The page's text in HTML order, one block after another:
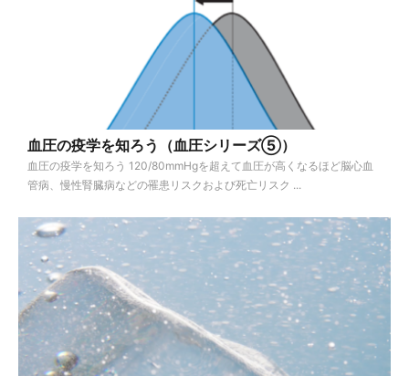
血圧の疫学を知ろう（血圧シリーズ⑤）
血圧の疫学を知ろう 120/80mmHgを超えて血圧が高くなるほど脳心血
管病、慢性腎臓病などの罹患リスクおよび死亡リスク ...